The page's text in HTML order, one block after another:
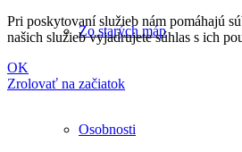
Zo starých máp
Osobnosti
Pri poskytovaní služieb nám pomáhajú
našich služieb vyjadrujete súhlas s ich
OK
Zrolovať na začiatok